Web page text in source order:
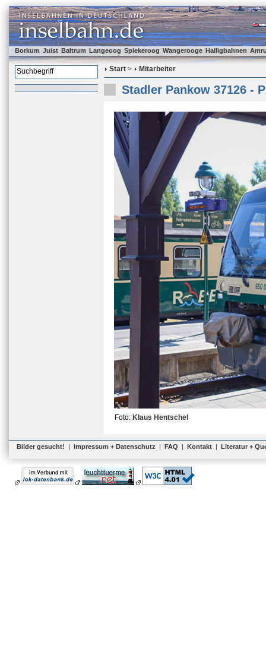
Borkum Juist Baltrum Langeoog Spiekeroog Wangerooge Halligbahnen
Start > Mitarbeiter
Stadler Pankow 37126 -
Foto: Klaus Hentschel
Bilder gesucht! | Impressum + Datenschutz | FAQ | Kontakt | Literatur +